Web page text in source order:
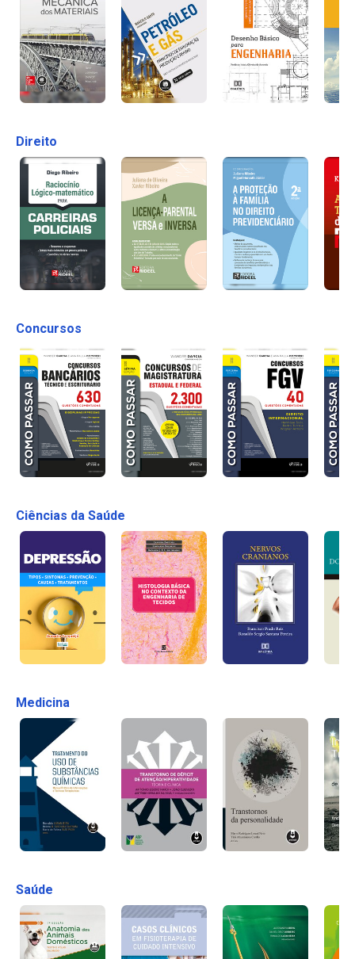
Direito
Concursos
Ciências da Saúde
Medicina
Saúde